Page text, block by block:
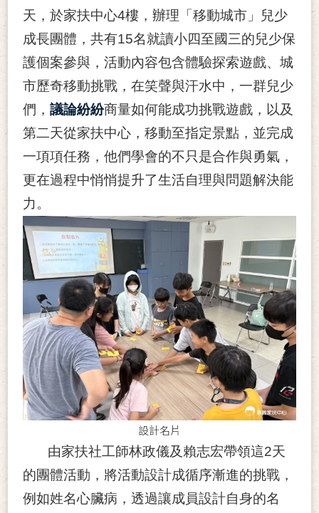
天，於家扶中心4樓，辦理「移動城市」兒少
成長團體，共有15名就讀小四至國三的兒少保
護個案參與，活動內容包含體驗探索遊戲、城
市歷奇移動挑戰，在笑聲與汗水中，一群兒少
們，議論紛紛商量如何能成功挑戰遊戲，以及
第二天從家扶中心，移動至指定景點，並完成
一項項任務，他們學會的不只是合作與勇氣，
更在過程中悄悄提升了生活自理與問題解決能
力。
設計名片
由家扶社工師林政儀及賴志宏帶領這2天
的團體活動，將活動設計成循序漸進的挑戰，
例如姓名心臟病，透過讓成員設計自身的名